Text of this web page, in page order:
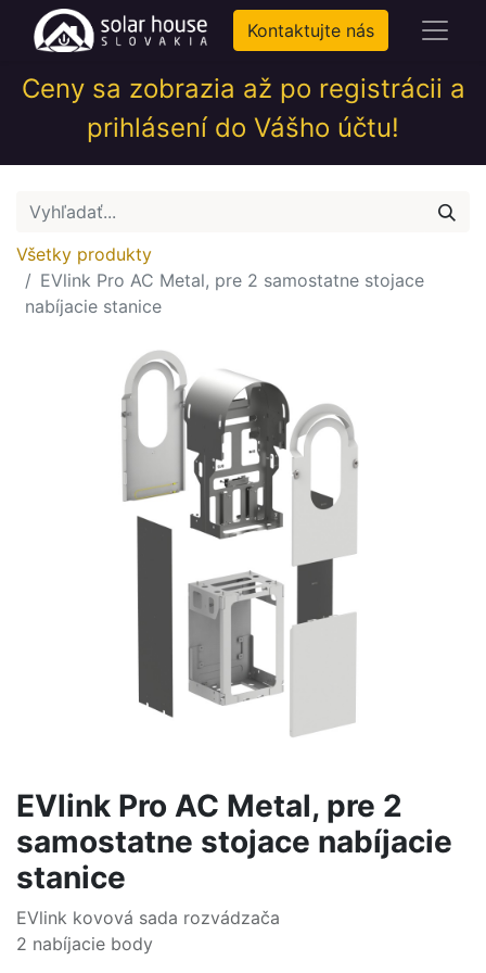
Kontaktujte nás
Ceny sa zobrazia až po registrácii a
prihlásení do Vášho účtu!
Všetky produkty
EVlink Pro AC Metal, pre 2 samostatne stojace
nabíjacie stanice
EVlink Pro AC Metal, pre 2
samostatne stojace nabíjacie
stanice
EVlink kovová sada rozvádzača
2 nabíjacie body